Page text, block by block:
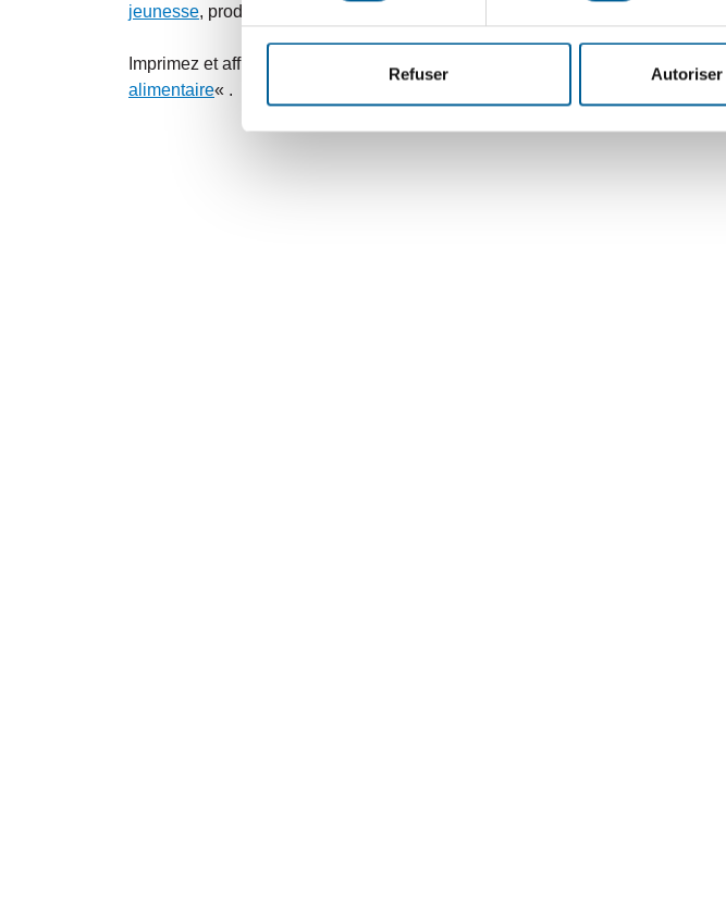
Refuser Autoriser
jeunesse, produits par la
Imprimez et affichez sur le frigo ces «
10 conseils de base pour la prévention
alimentaire« .